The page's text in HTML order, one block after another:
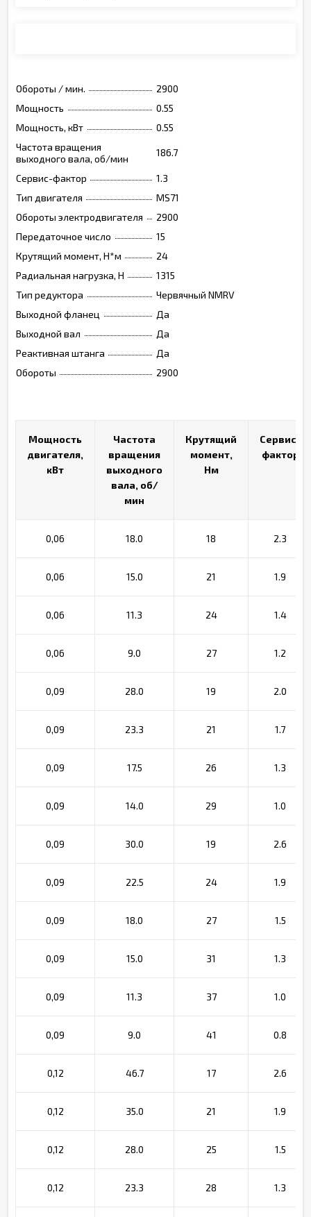
Обороты / мин.
2900
Мощность
0.55
Мощность, кВт
0.55
Частота вращения
выходного вала, об/мин
186.7
Сервис-фактор
1.3
Тип двигателя
MS71
Обороты электродвигателя
2900
Передаточное число
15
Крутящий момент, Н*м
24
Радиальная нагрузка, Н
1315
Тип редуктора
Червячный NMRV
Выходной фланец
Да
Выходной вал
Да
Реактивная штанга
Да
Обороты
2900
Мощность
двигателя,
кВт
Частота
вращения
выходного
вала, об/
мин
Крутящий
момент,
Нм
Сервис-
фактор
0,06 18.0 18 2.3
0,06 15.0 21 1.9
0,06 11.3 24 1.4
0,06 9.0 27 1.2
0,09 28.0 19 2.0
0,09 23.3 21 1.7
0,09 17.5 26 1.3
0,09 14.0 29 1.0
0,09 30.0 19 2.6
0,09 22.5 24 1.9
0,09 18.0 27 1.5
0,09 15.0 31 1.3
0,09 11.3 37 1.0
0,09 9.0 41 0.8
0,12 46.7 17 2.6
0,12 35.0 21 1.9
0,12 28.0 25 1.5
0,12 23.3 28 1.3
Мощность
двигателя,
кВт
Частота
вращения
выходного
вала, об/
мин
Крутящий
момент,
Нм
Сервис-
фактор